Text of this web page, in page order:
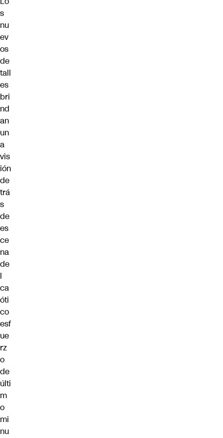
s
nu
ev
os
de
tall
es
bri
nd
an
un
a
vis
ión
de
trá
s
de
es
ce
na
de
l
ca
óti
co
esf
ue
rz
o
de
últi
m
o
mi
nu